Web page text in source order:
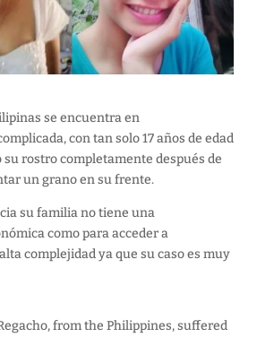
se encuentra en
con tan solo 17 años de edad
rostro completamente después de
un grano en su frente.
su familia no tiene una
como para acceder a
complejidad ya que su caso es muy
from the Philippines, suffered